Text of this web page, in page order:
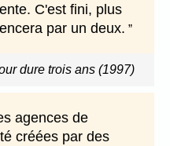
C'est fini, plus
par un deux.
dure trois ans (1997)
agences de
créées par des